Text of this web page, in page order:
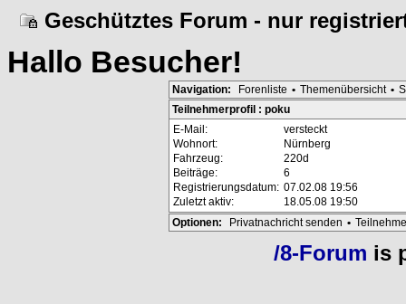
Geschütztes Forum - nur
Hallo Besucher!
Navigation: Forenliste • Themenübersicht •
Teilnehmerprofil : poku
E-Mail:
versteckt
Wohnort:
Nürnberg
Fahrzeug:
220d
Beiträge:
6
Registrierungsdatum: 07.02.08 19:56
Zuletzt aktiv:
18.05.08 19:50
Optionen:
Privatnachricht senden •
/8-Forum is